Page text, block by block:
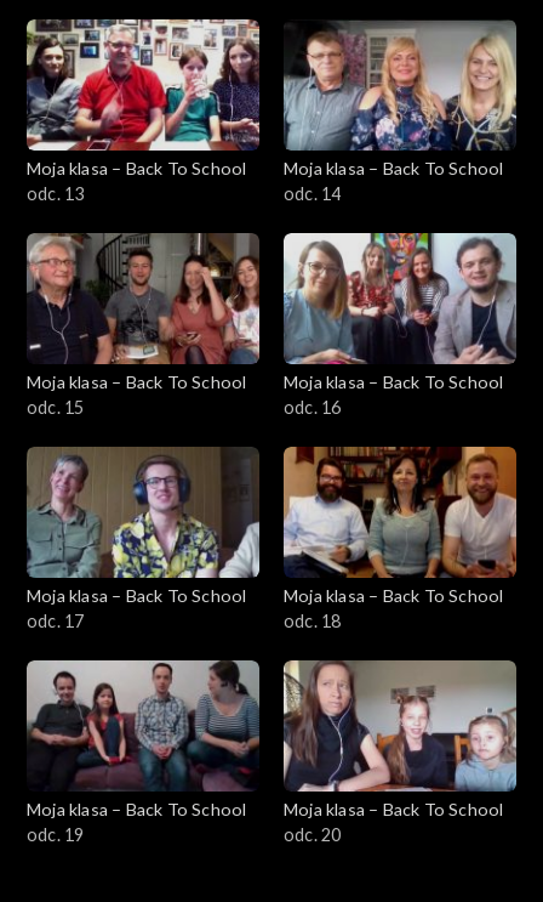
Moja klasa – Back To School
odc. 13
Moja klasa – Back To School
odc. 14
Moja klasa – Back To School
odc. 15
Moja klasa – Back To School
odc. 16
Moja klasa – Back To School
odc. 17
Moja klasa – Back To School
odc. 18
Moja klasa – Back To School
odc. 19
Moja klasa – Back To School
odc. 20